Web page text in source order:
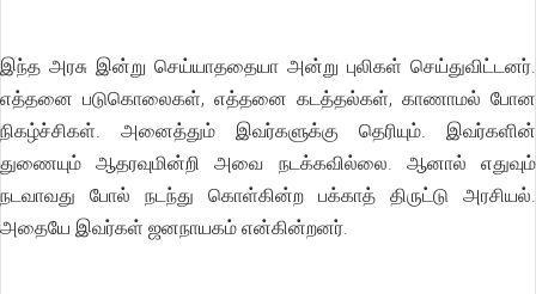
இந்த அரசு இன்று செய்யாததையா அன்று புலிகள் செய்துவிட்டனர்.
எத்தனை படுகொலைகள், எத்தனை கடத்தல்கள், காணாமல் போன
நிகழ்ச்சிகள். அனைத்தும் இவர்களுக்கு தெரியும். இவர்களின்
துணையும் ஆதரவுமின்றி அவை நடக்கவில்லை. ஆனால் எதுவும்
நடவாவது போல் நடந்து கொள்கின்ற பக்காத் திருட்டு அரசியல்.
அதையே இவர்கள் ஜனநாயகம் என்கின்றனர்.